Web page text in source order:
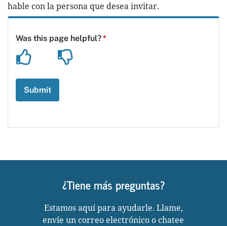
hable con la persona que desea invitar.
¿Tiene más preguntas?
Estamos aquí para ayudarle. Llame,
envíe un correo electrónico o chatee